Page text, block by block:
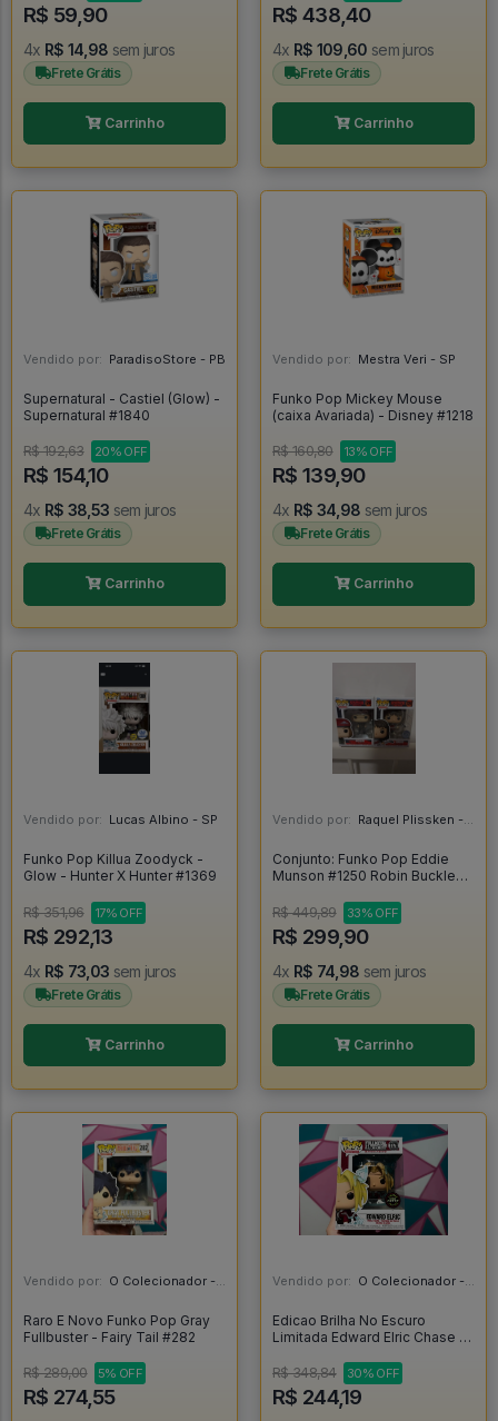
R$ 59,90
4x R$ 14,98 sem juros
Frete Grátis
Carrinho
R$ 438,40
4x R$ 109,60 sem juros
Frete Grátis
Carrinho
Vendido por: ParadisoStore - PB
Supernatural - Castiel (Glow) -
Supernatural #1840
R$ 192,63 20% OFF
R$ 154,10
4x R$ 38,53 sem juros
Frete Grátis
Carrinho
Vendido por: Mestra Veri - SP
Funko Pop Mickey Mouse
(caixa Avariada) - Disney #1218
R$ 160,80 13% OFF
R$ 139,90
4x R$ 34,98 sem juros
Frete Grátis
Carrinho
Vendido por: Lucas Albino - SP
Funko Pop Killua Zoodyck -
Glow - Hunter X Hunter #1369
R$ 351,96 17% OFF
R$ 292,13
4x R$ 73,03 sem juros
Frete Grátis
Carrinho
Vendido por: Raquel Plissken - SP
Conjunto: Funko Pop Eddie
Munson #1250 Robin Buckley
R$ 449,89 33% OFF
R$ 299,90
4x R$ 74,98 sem juros
Frete Grátis
Carrinho
Vendido por: O Colecionador - SP
Raro E Novo Funko Pop Gray
Fullbuster - Fairy Tail #282
R$ 289,00 5% OFF
R$ 274,55
Vendido por: O Colecionador - SP
Edicao Brilha No Escuro
Limitada Edward Elric Chase -
R$ 348,84
30% OFF
R$ 244,19